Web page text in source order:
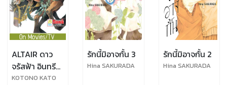
ALTAIR ดาว
จรัสฟ้า อินทรี
ถลาลม 16
KOTONO KATO
รักนี้มิอาจกั้น 3
Hina SAKURADA
รักนี้มิอาจกั้น 2
Hina SAKURADA